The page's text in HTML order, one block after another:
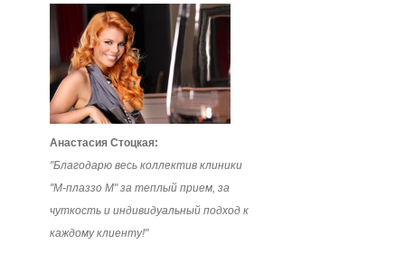
Анастасия Стоцкая:
"Благодарю весь коллектив клиники
"М-плаззо М" за теплый прием, за
чуткость и индивидуальный подход к
каждому клиенту!"